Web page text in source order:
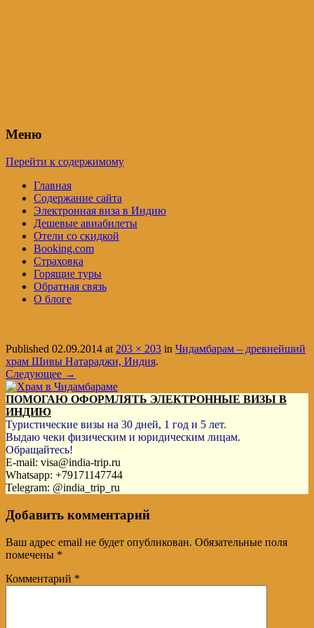
Меню
Перейти к содержимому
Главная
Содержание сайта
Электронная виза в Индию
Дешевые авиабилеты
Отели со скидкой
Booking.com
Страховка
Горящие туры
Обратная связь
О блоге
Published 02.09.2014 at203 × 203 in Чидамбарам – древнейший
храм Шивы Натараджи, Индия.
Следующее →
ПОМОГАЮ ОФОРМЛЯТЬ ЭЛЕКТРОННЫЕ ВИЗЫ В
ИНДИЮ
Туристические визы на 30 дней, 1 год и 5 лет.
Выдаю чеки физическим и юридическим лицам.
Обращайтесь!
E-mail: visa@india-trip.ru
Whatsapp: +79171147744
Telegram: @india_trip_ru
Добавить комментарий
Ваш адрес email не будет опубликован. Обязательные поля
помечены *
Комментарий *